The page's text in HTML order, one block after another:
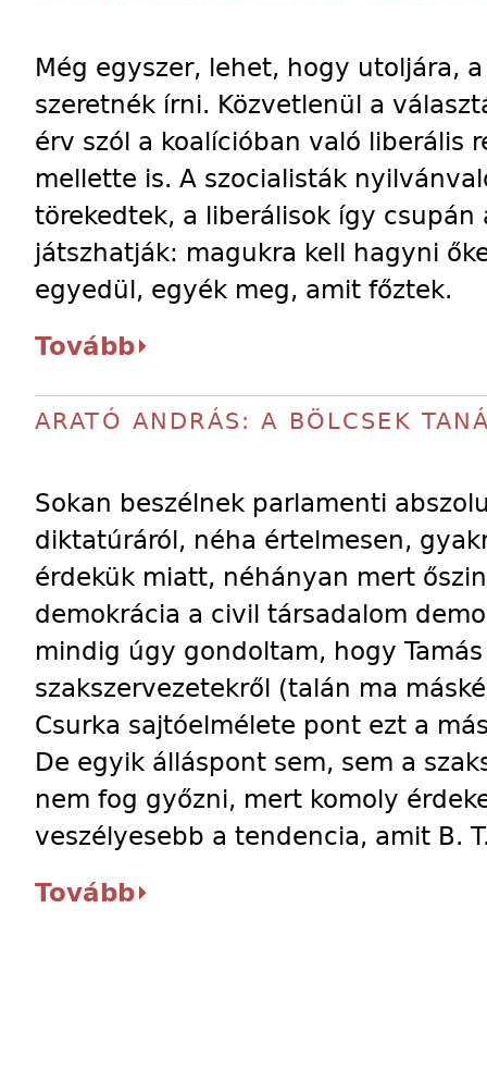
Még egyszer, lehet, hogy utoljára,
szeretnék írni. Közvetlenül a
érv szól a koalícióban való liberális
mellette is. A szocialisták
törekedtek, a liberálisok így csupán
játszhatják: magukra kell hagyni
egyedül, egyék meg, amit főztek.
Tovább
ARATÓ ANDRÁS: A BÖLCSEK
Sokan beszélnek parlamenti
diktatúráról, néha értelmesen,
érdekük miatt, néhányan mert
demokrácia a civil társadalom
mindig úgy gondoltam, hogy
szakszervezetekről (talán ma
Csurka sajtóelmélete pont ezt a
De egyik álláspont sem, sem a
nem fog győzni, mert komoly
veszélyesebb a tendencia, amit B.
Tovább